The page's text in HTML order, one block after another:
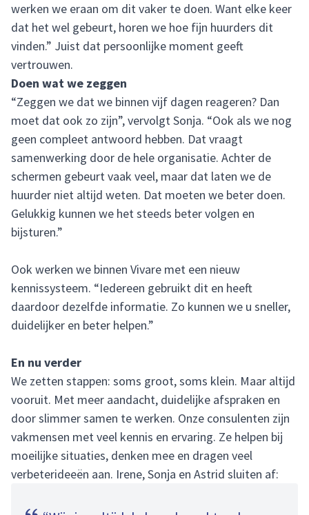
werken we eraan om dit vaker te doen. Want elke keer
dat het wel gebeurt, horen we hoe fijn huurders dit
vinden.” Juist dat persoonlijke moment geeft
vertrouwen.
Doen wat we zeggen
“Zeggen we dat we binnen vijf dagen reageren? Dan
moet dat ook zo zijn”, vervolgt Sonja. “Ook als we nog
geen compleet antwoord hebben. Dat vraagt
samenwerking door de hele organisatie. Achter de
schermen gebeurt vaak veel, maar dat laten we de
huurder niet altijd weten. Dat moeten we beter doen.
Gelukkig kunnen we het steeds beter volgen en
bijsturen.”
Ook werken we binnen Vivare met een nieuw
kennissysteem. “Iedereen gebruikt dit en heeft
daardoor dezelfde informatie. Zo kunnen we u sneller,
duidelijker en beter helpen.”
En nu verder
We zetten stappen: soms groot, soms klein. Maar altijd
vooruit. Met meer aandacht, duidelijke afspraken en
door slimmer samen te werken. Onze consulenten zijn
vakmensen met veel kennis en ervaring. Ze helpen bij
moeilijke situaties, denken mee en dragen veel
verbeterideeën aan. Irene, Sonja en Astrid sluiten af: